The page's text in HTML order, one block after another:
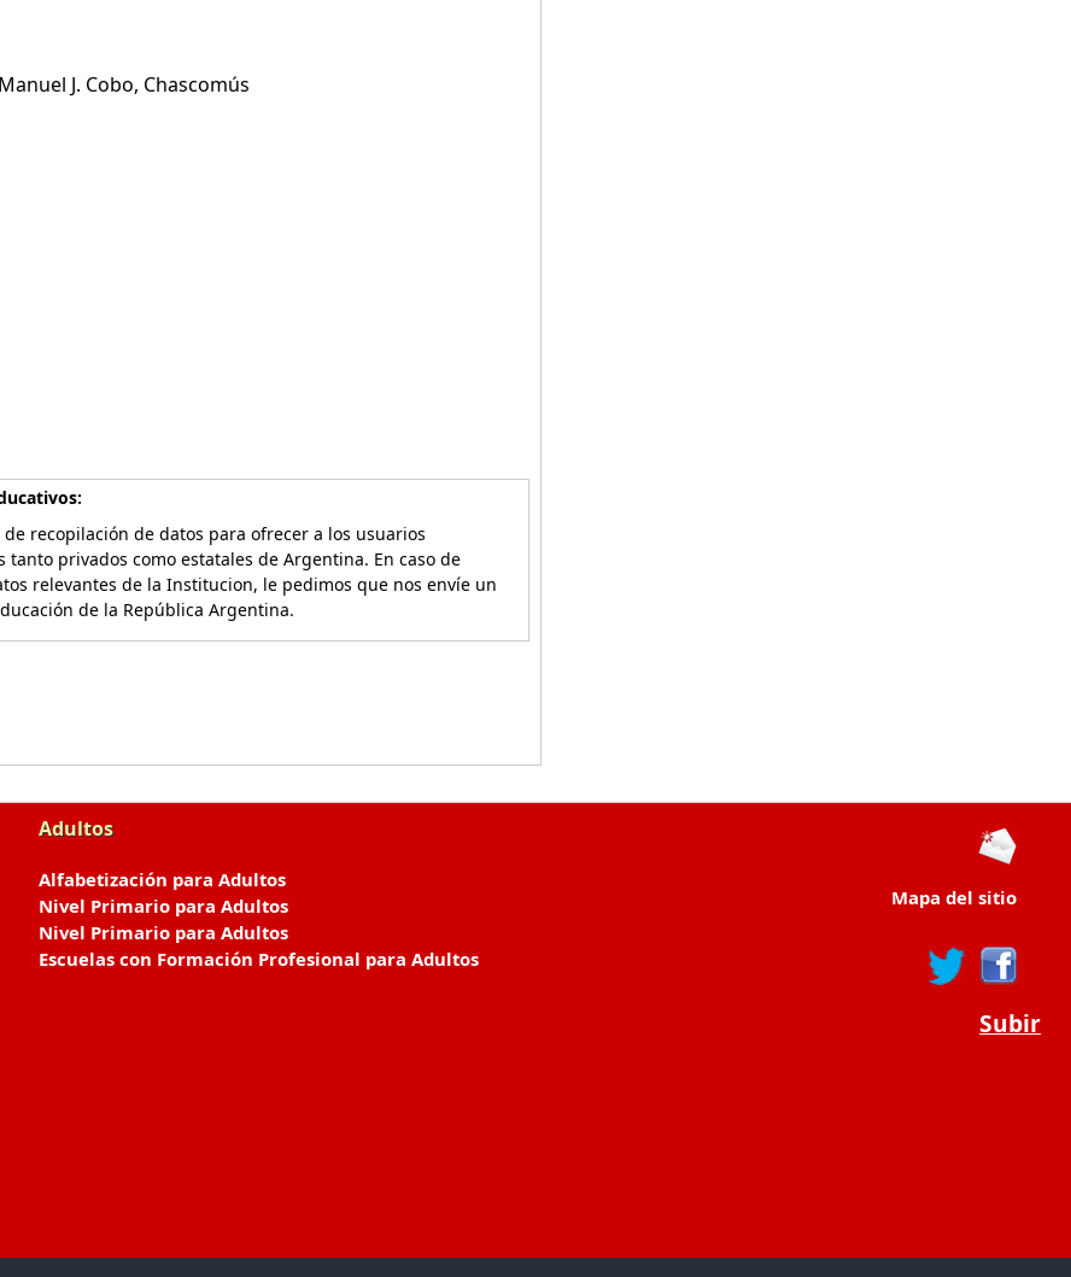
J. Cobo, Chascomús
recopilación de datos para ofrecer a los usuarios
privados como estatales de Argentina. En caso de
relevantes de la Institucion, le pedimos que nos envíe un
de la República Argentina.
Adultos
Alfabetización para Adultos
Nivel Primario para Adultos
Nivel Primario para Adultos
Escuelas con Formación Profesional para Adultos
Mapa del sitio
Subir